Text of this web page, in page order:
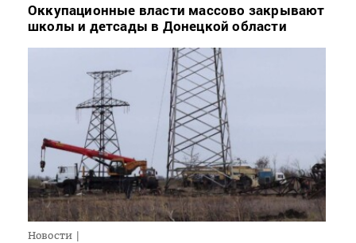
Оккупационные власти массово закрывают
школы и детсады в Донецкой области
Новости